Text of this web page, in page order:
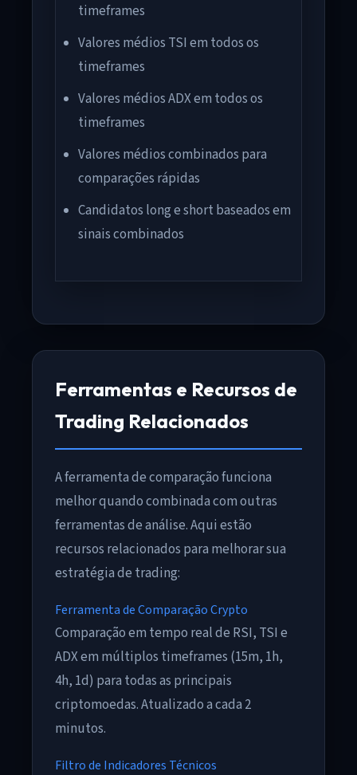
timeframes
Valores médios TSI em todos os
timeframes
Valores médios ADX em todos os
timeframes
Valores médios combinados para
comparações rápidas
Candidatos long e short baseados em
sinais combinados
Ferramentas e Recursos de
Trading Relacionados
A ferramenta de comparação funciona
melhor quando combinada com outras
ferramentas de análise. Aqui estão
recursos relacionados para melhorar sua
estratégia de trading:
Ferramenta de Comparação Crypto
Comparação em tempo real de RSI, TSI e
ADX em múltiplos timeframes (15m, 1h,
4h, 1d) para todas as principais
criptomoedas. Atualizado a cada 2
minutos.
Filtro de Indicadores Técnicos